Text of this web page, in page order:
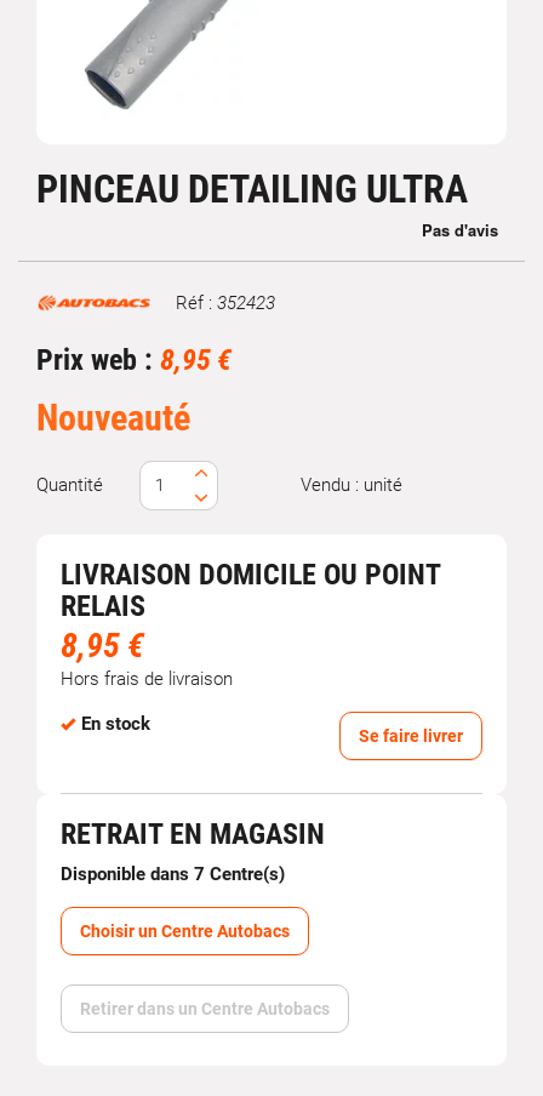
PINCEAU DETAILING ULTRA
Marque Réf : 352423
Prix web : 8,95 €
Nouveauté
Quantité Vendu : unité
LIVRAISON DOMICILE OU POINT
RELAIS
8,95 €
Hors frais de livraison
En stock
Se faire livrer
RETRAIT EN MAGASIN
Disponible dans 7 Centre(s)
Choisir un Centre Autobacs
Retirer dans un Centre Autobacs